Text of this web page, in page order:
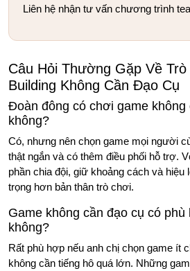
Liên hệ nhận tư vấn chương trình
Câu Hỏi Thường Gặp Về Trò
Building Không Cần Đạo Cụ
Đoàn đông có chơi game
không?
Có, nhưng nên chọn game mọi người
thật ngắn và có thêm điều phối hỗ trợ.
phần chia đội, giữ khoảng cách và hiệu
trọng hơn bản thân trò chơi.
Game không cần đạo cụ có
không?
Rất phù hợp nếu anh chị chọn game ít
không cần tiếng hô quá lớn. Những